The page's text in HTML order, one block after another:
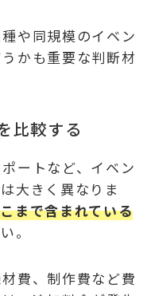
や同規模のイベン
かも重要な判断材
比較する
ートなど、イベン
大きく異なりま
まで含まれている
。
費、制作費など費